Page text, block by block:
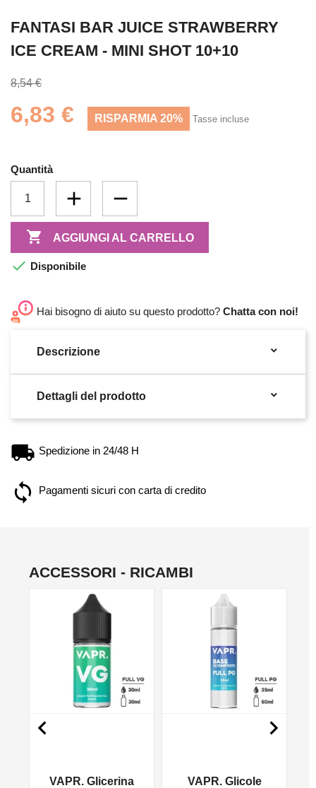
FANTASI BAR JUICE STRAWBERRY
ICE CREAM - MINI SHOT 10+10
8,54 €
6,83 € RISPARMIA 20% Tasse incluse
Quantità
 AGGIUNGI AL CARRELLO
 Disponibile
Hai bisogno di aiuto su questo prodotto? Chatta con noi!
Descrizione 
Dettagli del prodotto 
Spedizione in 24/48 H
Pagamenti sicuri con carta di credito
ACCESSORI - RICAMBI
VAPR. Glicerina VAPR. Glicole
 